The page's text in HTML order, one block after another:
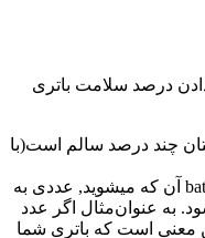
دادن درصد سلامت باتری
چند درصد سالم است(با
وارد تنظیمات موبایل و بخش battery health آن که میشوید, عددی به
به عنوان‌مثال اگر عدد
معنی است که باتری شما